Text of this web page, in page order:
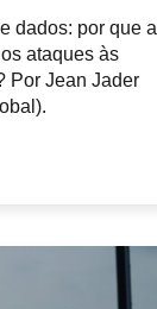
dados: por que a
ataques às
Por Jean Jader